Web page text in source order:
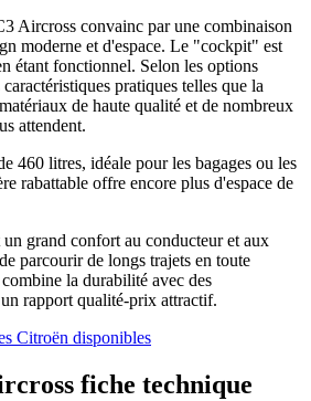
Aircross convainc par une combinaison
moderne et d'espace. Le "cockpit" est
étant fonctionnel. Selon les options
pratiques telles que la
de haute qualité et de nombreux
attendent.
460 litres, idéale pour les bagages ou les
rabattable offre encore plus d'espace de
un grand confort au conducteur et aux
parcourir de longs trajets en toute
la durabilité avec des
rapport qualité-prix attractif.
Citroën disponibles
fiche technique